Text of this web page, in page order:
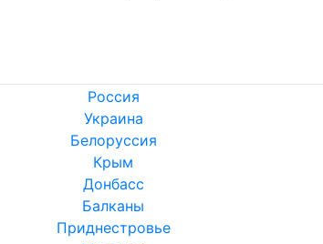
Россия
Украина
Белоруссия
Крым
Донбасс
Балканы
Приднестровье